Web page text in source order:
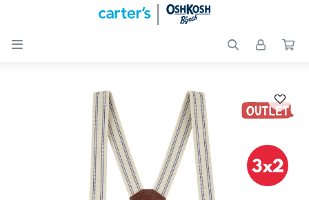

Nuevos